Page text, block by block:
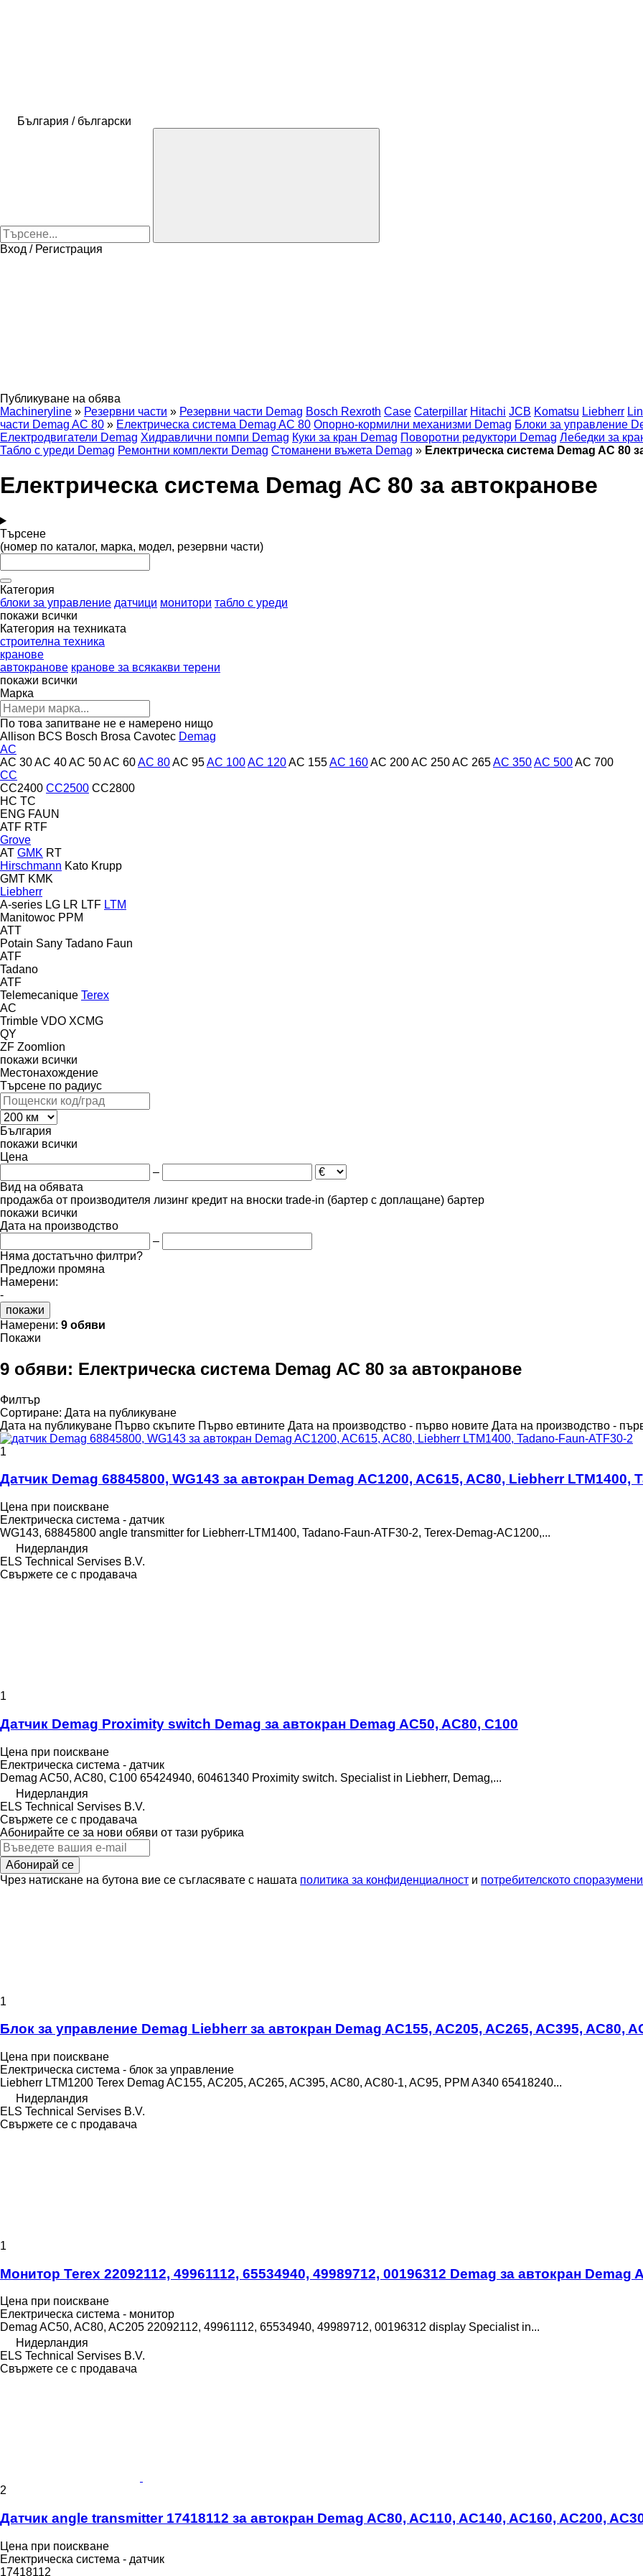
България / български
Вход / Регистрация
Публикуване на обява
Machineryline » Резервни части » Резервни части Demag Bosch Rexroth Case Caterpillar Hitachi JCB Komatsu Liebherr
части Demag AC 80 » Електрическа система Demag AC 80 Опорно-кормилни механизми Demag Блоки за управление
Електродвигатели Demag Хидравлични помпи Demag Куки за кран Demag Поворотни редуктори Demag Лебедки за
Табло с уреди Demag Ремонтни комплекти Demag Стоманени въжета Demag » Електрическа система Demag AC 80
Електрическа система Demag AC 80 за автокранове
Търсене
(номер по каталог, марка, модел, резервни части)
Категория
блоки за управление датчици монитори табло с уреди
покажи всички
Категория на техниката
строителна техника
кранове
автокранове кранове за всякакви терени
покажи всички
Марка
По това запитване не е намерено нищо
Allison BCS Bosch Brosa Cavotec Demag
AC
AC 30AC 40AC 50AC 60AC 80AC 95AC 100AC 120AC 155AC 160AC 200AC 250AC 265AC 350AC 500AC 700
CC
CC2400 CC2500 CC2800
HC TC
ENG FAUN
ATF RTF
Grove
AT GMK RT
Hirschmann Kato Krupp
GMT KMK
Liebherr
A-series LG LR LTF LTM
Manitowoc PPM
ATT
Potain Sany Tadano Faun
ATF
Tadano
ATF
Telemecanique Terex
AC
Trimble VDO XCMG
QY
ZF Zoomlion
покажи всички
Местонахождение
Търсене по радиус
България
покажи всички
Цена
–
Вид на обявата
продажба от производителя лизинг кредит на вноски trade-in (бартер с доплащане) бартер
покажи всички
Дата на производство
–
Няма достатъчно филтри?
Предложи промяна
Намерени:
-
покажи
Намерени: 9 обяви
Покажи
9 обяви: Електрическа система Demag AC 80 за автокранове
Филтър
Сортиране: Дата на публикуване
Дата на публикуване Първо скъпите Първо евтините Дата на производство - първо новите Дата на производство -
1
Датчик Demag 68845800, WG143 за автокран Demag AC1200, AC615, AC80, Liebherr LTM1400,
Цена при поискване
Електрическа система - датчик
WG143, 68845800 angle transmitter for Liebherr-LTM1400, Tadano-Faun-ATF30-2, Terex-Demag-AC1200,...
Нидерландия
ELS Technical Servises B.V.
Свържете се с продавача
1
Датчик Demag Proximity switch Demag за автокран Demag AC50, AC80, C100
Цена при поискване
Електрическа система - датчик
Demag AC50, AC80, C100 65424940, 60461340 Proximity switch. Specialist in Liebherr, Demag,...
Нидерландия
ELS Technical Servises B.V.
Свържете се с продавача
Абонирайте се за нови обяви от тази рубрика
Абонирай се
Чрез натискане на бутона вие се съгласявате с нашата политика за конфиденциалност и потребителското
1
Блок за управление Demag Liebherr за автокран Demag AC155, AC205, AC265, AC395, AC80,
Цена при поискване
Електрическа система - блок за управление
Liebherr LTM1200 Terex Demag AC155, AC205, AC265, AC395, AC80, AC80-1, AC95, PPM A340 65418240...
Нидерландия
ELS Technical Servises B.V.
Свържете се с продавача
1
Монитор Terex 22092112, 49961112, 65534940, 49989712, 00196312 Demag за автокран Demag
Цена при поискване
Електрическа система - монитор
Demag AC50, AC80, AC205 22092112, 49961112, 65534940, 49989712, 00196312 display Specialist in...
Нидерландия
ELS Technical Servises B.V.
Свържете се с продавача
2
Датчик angle transmitter 17418112 за автокран Demag AC80, AC110, AC140, AC160, AC200,
Цена при поискване
Електрическа система - датчик
17418112